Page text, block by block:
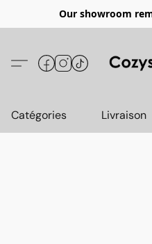
Our showroom
Catégories Livraison